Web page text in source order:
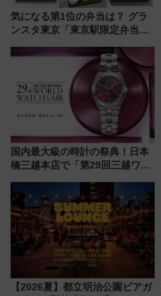
気になる第1位の弁当は？ グラ
ンスタ東京「東京駅限定弁当
国内最大級の時計の祭典！日本
橋三越本店で「第29回三越ワー
【2026年8月5日～25日】
【2026夏】都立明治公園ビアガ